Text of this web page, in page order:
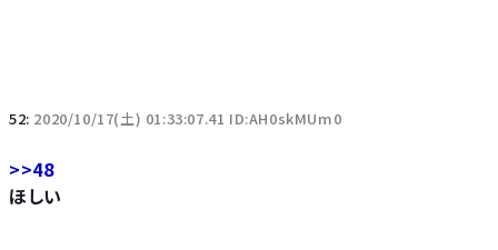
52: 2020/10/17(土) 01:33:07.41 ID:AH0skMUm0
>>48
ほしい